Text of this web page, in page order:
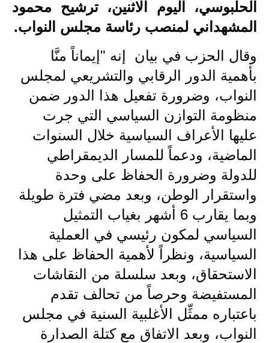
الاخبار الاقتصادية
الاخبار الرياضية
المدارس
اخبار وقرارات وزارة التربية
نتائج الامتحانات
المرحلة الابتدائية
المرحلة المتوسطة
المرحلة الاعدادية
اسئلة وزارية
المرحلة الابتدائية
المرحلة المتوسطة
المرحلة الاعدادية
الحلبوسي، اليوم الاثنين، ترشيح محمود
المشهداني لمنصب رئاسة مجلس النواب.
وقال الحزب في بيان إنه "إيماناً منَّا
بأهمية الدور الرقابي والتشريعي لمجلس
النواب، وضرورة تفعيل هذا الدور ضمن
منظومة التوازن السياسي التي جرت
عليها الأعراف السياسية خلال السنوات
الماضية، ودعماً للمسار الديمقراطي
للدولة وضرورة الحفاظ على وحدة
واستقرار الوطن، وبعد مضي فترة طويلة
وبما يقارب 6 أشهر بغياب التمثيل
السياسي لمكون رئيسي في العملية
السياسية، ونظراً لأهمية الحفاظ على هذا
الاستحقاق، وبعد سلسلة من النقاشات
المستفيضة وحرصاً من تحالف تقدم
باعتباره ممثِّل الأغلبية السنية في مجلس
النواب، وبعد الاتفاق مع كتلة الصدارة